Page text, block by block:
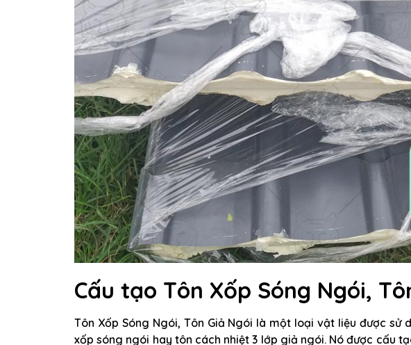
Cấu tạo Tôn Xốp Sóng Ngói,
Tôn Xốp Sóng Ngói, Tôn Giả Ngói là một loại vật liệu được
xốp sóng ngói hay tôn cách nhiệt 3 lớp giả ngói. Nó được cấu